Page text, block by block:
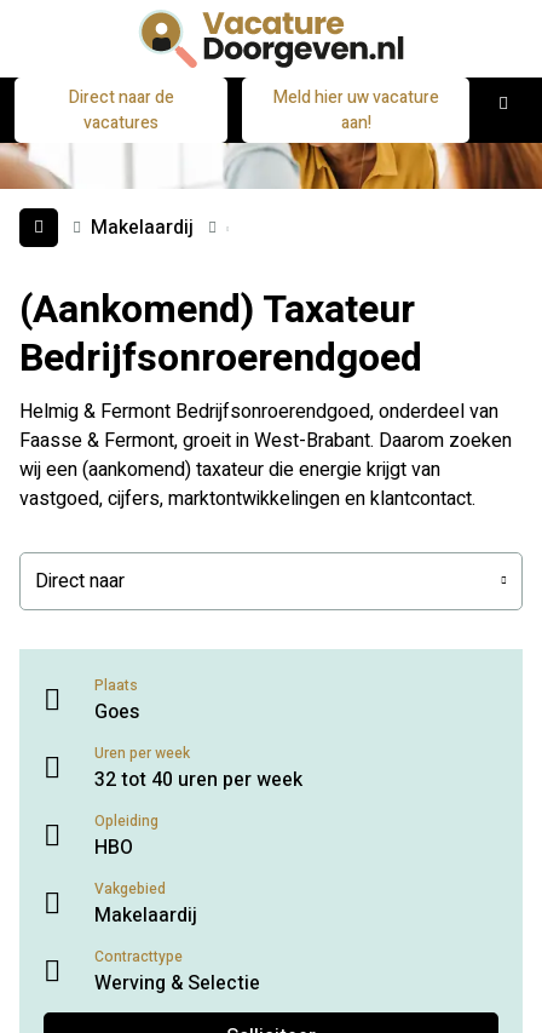
Direct naar de
vacatures
Meld hier uw vacature
aan!
Makelaardij
(Aankomend) Taxateur
Bedrijfsonroerendgoed
Helmig & Fermont Bedrijfsonroerendgoed, onderdeel van
Faasse & Fermont, groeit in West-Brabant. Daarom zoeken
wij een (aankomend) taxateur die energie krijgt van
vastgoed, cijfers, marktontwikkelingen en klantcontact.
Direct naar
Plaats
Goes
Uren per week
32 tot 40 uren per week
Opleiding
HBO
Vakgebied
Makelaardij
Contracttype
Werving & Selectie